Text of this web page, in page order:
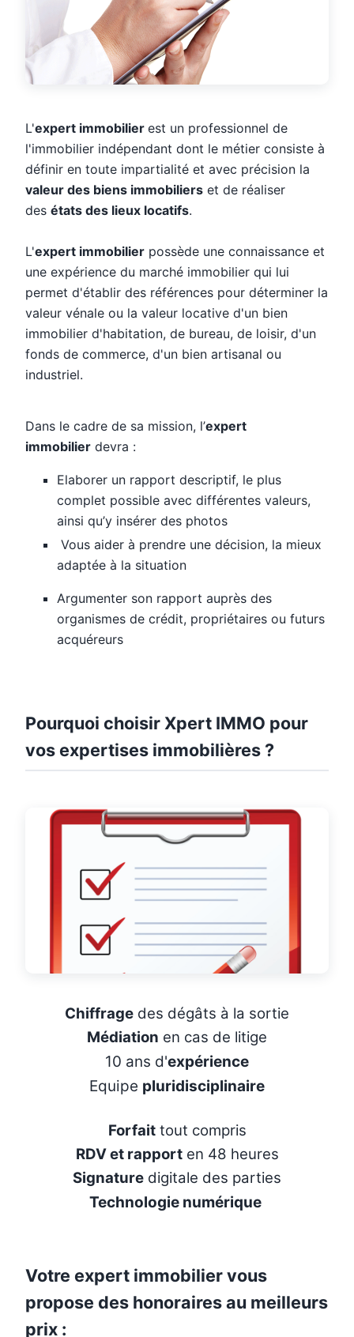
L'expert immobilier est un professionnel de
l'immobilier indépendant dont le métier consiste à
définir en toute impartialité et avec précision la
valeur des biens immobiliers et de réaliser
des états des lieux locatifs.
L'expert immobilier possède une connaissance et
une expérience du marché immobilier qui lui
permet d'établir des références pour déterminer la
valeur vénale ou la valeur locative d'un bien
immobilier d'habitation, de bureau, de loisir, d'un
fonds de commerce, d'un bien artisanal ou
industriel.
Dans le cadre de sa mission, l’expert
immobilier devra :
Elaborer un rapport descriptif, le plus
complet possible avec différentes valeurs,
ainsi qu’y insérer des photos
Vous aider à prendre une décision, la mieux
adaptée à la situation
Argumenter son rapport auprès des
organismes de crédit, propriétaires ou futurs
acquéreurs
Pourquoi choisir Xpert IMMO pour
vos expertises immobilières ?
Chiffrage des dégâts à la sortie
Médiation en cas de litige
10 ans d'expérience
Equipe pluridisciplinaire
Forfaittout compris
RDV et rapporten 48 heures
Signature digitale des parties
Technologie numérique
Votre expert immobilier vous
propose des honoraires au meilleurs
prix :